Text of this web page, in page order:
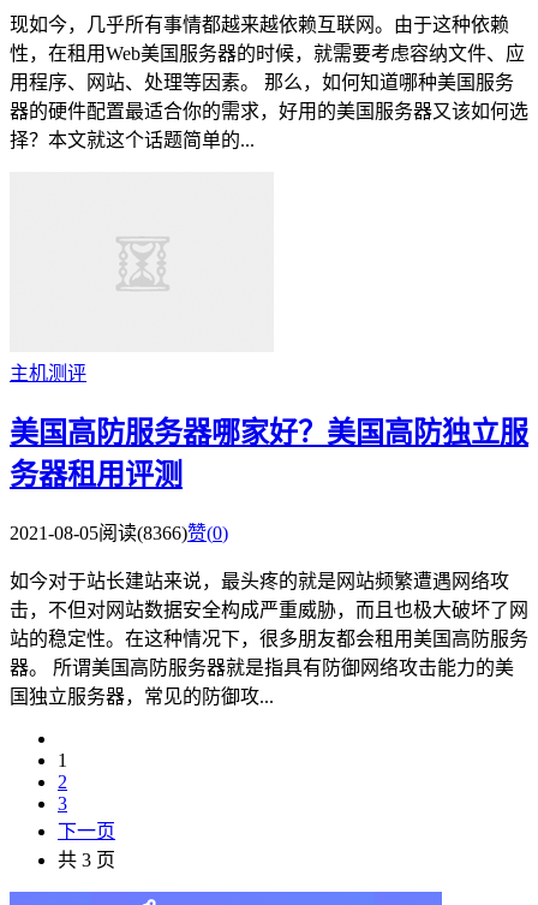
现如今，几乎所有事情都越来越依赖互联网。由于这种依赖
性，在租用Web美国服务器的时候，就需要考虑容纳文件、应
用程序、网站、处理等因素。 那么，如何知道哪种美国服务
器的硬件配置最适合你的需求，好用的美国服务器又该如何选
择？本文就这个话题简单的...
主机测评
美国高防服务器哪家好？美国高防独立服
务器租用评测
2021-08-05阅读(8366)赞(0)
如今对于站长建站来说，最头疼的就是网站频繁遭遇网络攻
击，不但对网站数据安全构成严重威胁，而且也极大破坏了网
站的稳定性。在这种情况下，很多朋友都会租用美国高防服务
器。 所谓美国高防服务器就是指具有防御网络攻击能力的美
国独立服务器，常见的防御攻...
1
2
3
下一页
共 3 页